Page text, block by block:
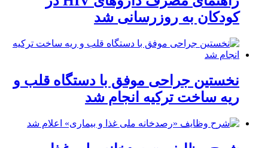
کودکان به روزرسانی شد
نخستین جراحی موفق با دستگاه قلب و
ریه ساخت ترکیه انجام شد